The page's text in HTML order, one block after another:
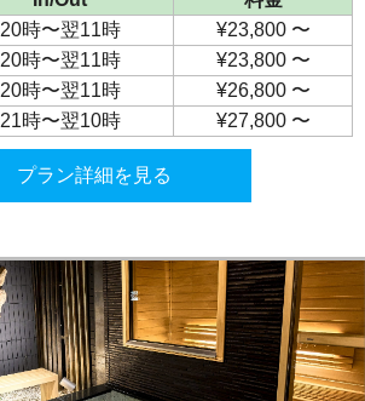
20時〜翌11時
¥23,800 〜
20時〜翌11時
¥23,800 〜
20時〜翌11時
¥26,800 〜
21時〜翌10時 ¥27,800 〜
プラン詳細を見る